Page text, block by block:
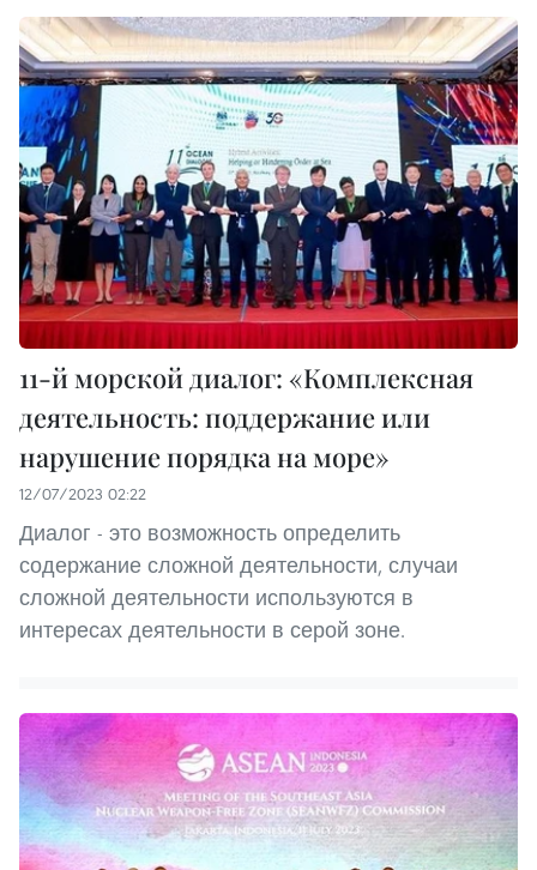
11-й морской диалог: «Комплексная
деятельность: поддержание или
нарушение порядка на море»
12/07/2023 02:22
Диалог - это возможность определить
содержание сложной деятельности, случаи
сложной деятельности используются в
интересах деятельности в серой зоне.